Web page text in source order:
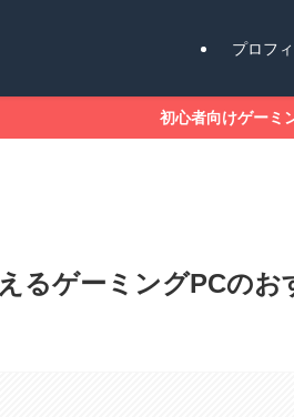
プロフ
初心者向けゲーミ
るゲーミングPCの